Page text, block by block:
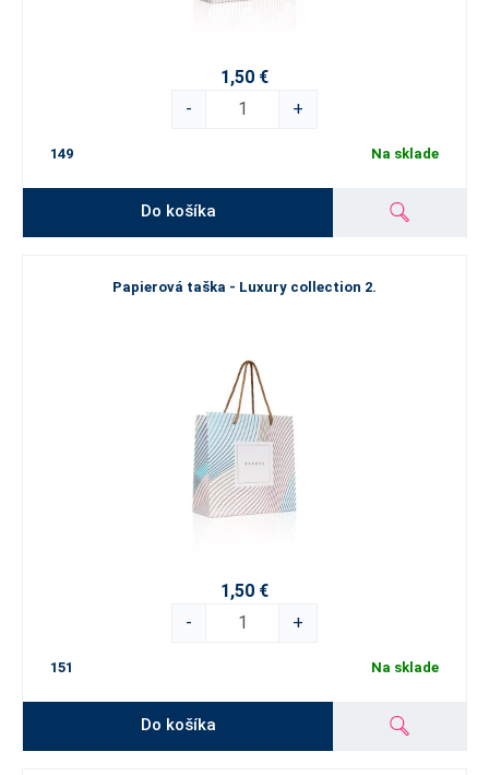
1,50 €
-
+
149 Na sklade
Do košíka
Papierová taška - Luxury collection 2.
1,50 €
-
+
151 Na sklade
Do košíka